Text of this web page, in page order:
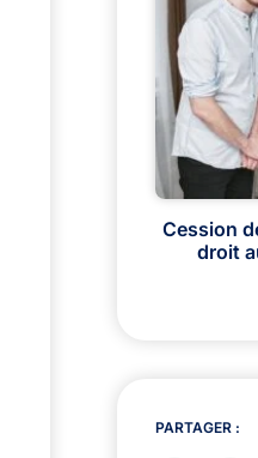
Cession
droit
PARTAGER :